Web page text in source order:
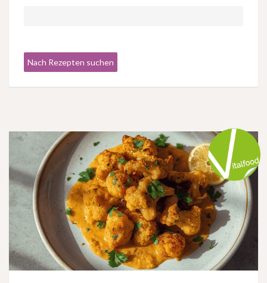
Nach Rezepten suchen